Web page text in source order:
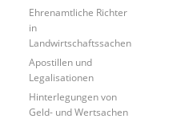
Ehrenamtliche Richter
in
Landwirtschaftssachen
Apostillen und
Legalisationen
Hinterlegungen von
Geld- und Wertsachen